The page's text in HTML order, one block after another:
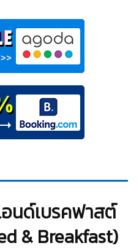
อนด์เบรคฟาสต์
& Breakfast)